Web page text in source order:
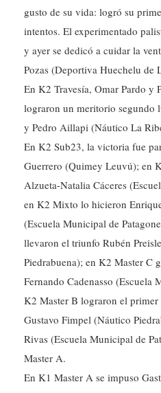
gusto de su vida: logró su
intentos. El experimentado
y ayer se dedicó a cuidar la
Pozas (Deportiva Huechelu de
En K2 Travesía, Omar Pardo y
lograron un meritorio segundo
y Pedro Aillapi (Náutico La
En K2 Sub23, la victoria fue
Guerrero (Quimey Leuvú); en
Alzueta-Natalia Cáceres
en K2 Mixto lo hicieron
(Escuela Municipal de
llevaron el triunfo Rubén
Piedrabuena); en K2 Master C
Fernando Cadenasso (Escuela
K2 Master B lograron el
Gustavo Fimpel (Náutico
Rivas (Escuela Municipal de
Master A.
En K1 Master A se impuso